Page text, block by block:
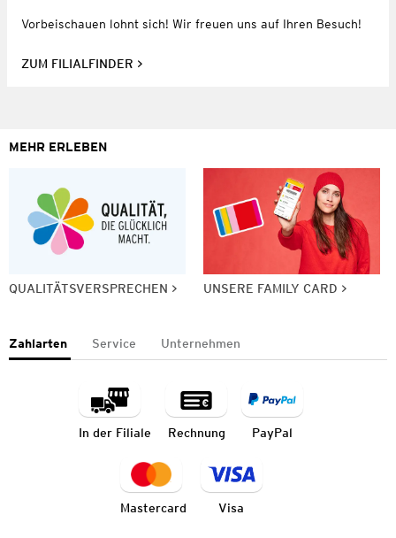
Vorbeischauen lohnt sich! Wir freuen uns auf Ihren Besuch!
ZUM FILIALFINDER
MEHR ERLEBEN
QUALITÄTSVERSPRECHEN UNSERE FAMILY CARD
Zahlarten Service Unternehmen
In der Filiale Rechnung PayPal
Mastercard Visa